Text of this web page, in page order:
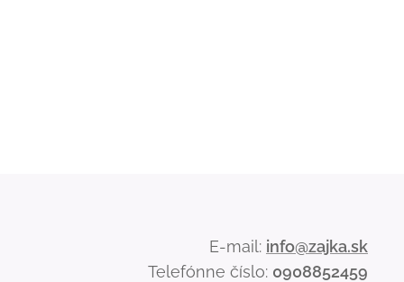
E-mail: info@zajka.sk
Telefónne číslo: 0908852459